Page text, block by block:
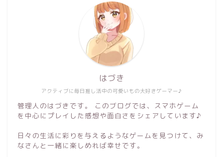
アクティブに毎日推し活中の可愛いもの大好きゲーマー♪
はづき
管理人のはづきです。 このブログでは、スマホゲーム
を中心にプレイした感想や面白さをシェアしています♪
日々の生活に彩りを与えるようなゲームを見つけて、み
なさんと一緒に楽しめれば幸せです。